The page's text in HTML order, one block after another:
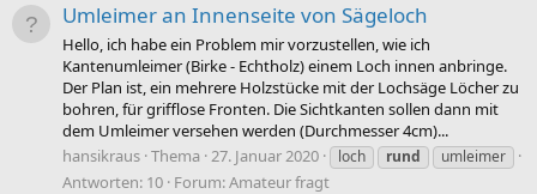
Umleimer an Innenseite von Sägeloch
Hello, ich habe ein Problem mir vorzustellen, wie ich
Kantenumleimer (Birke - Echtholz) einem Loch innen anbringe.
Der Plan ist, ein mehrere Holzstücke mit der Lochsäge Löcher zu
bohren, für grifflose Fronten. Die Sichtkanten sollen dann mit
dem Umleimer versehen werden (Durchmesser 4cm)...
hansikraus Thema 27. Januar 2020 loch rund umleimer
Antworten: 10 Forum:Amateur fragt